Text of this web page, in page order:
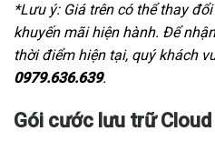
*Lưu ý: Giá trên có thể thay
khuyến mãi hiện hành. Để
thời điểm hiện tại, quý khách
0979.636.639.
Gói cước lưu trữ